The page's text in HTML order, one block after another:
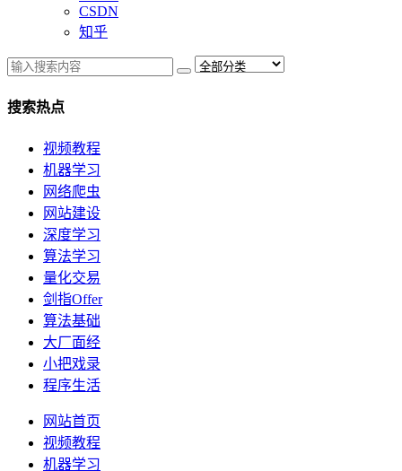
CSDN
知乎
搜索热点
视频教程
机器学习
网络爬虫
网站建设
深度学习
算法学习
量化交易
剑指Offer
算法基础
大厂面经
小把戏录
程序生活
网站首页
视频教程
机器学习